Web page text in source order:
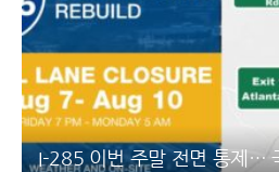
I-285 이번 주말 전면 통제…